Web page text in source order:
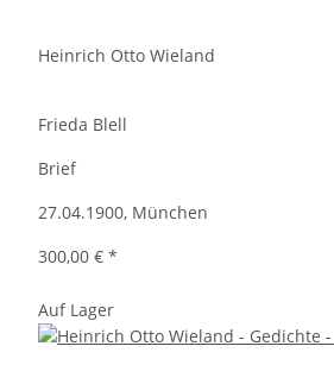
Heinrich Otto Wieland
Frieda Blell
Brief
27.04.1900, München
300,00 € *
Auf Lager